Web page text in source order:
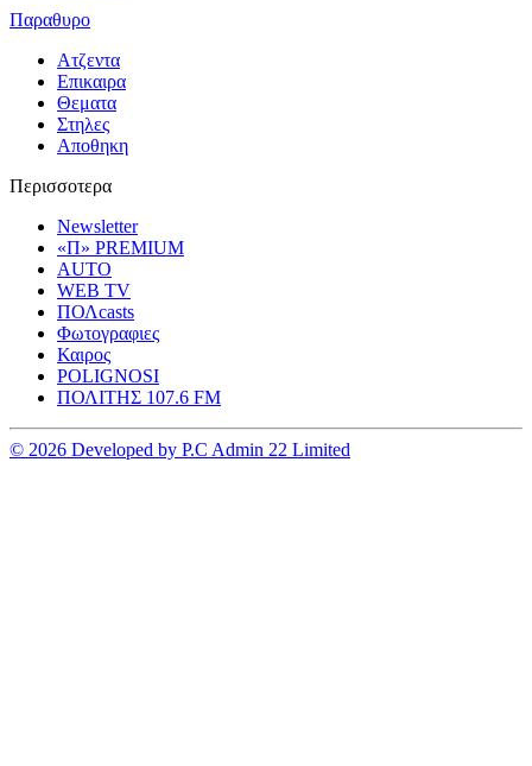
Παραθυρο
Ατζεντα
Επικαιρα
Θεματα
Στηλες
Αποθηκη
Περισσοτερα
Newsletter
«Π» PREMIUM
AUTO
WEB TV
ΠΟΛcasts
Φωτογραφιες
Καιρος
POLIGNOSI
ΠΟΛΙΤΗΣ 107.6 FM
© 2026 Developed by P.C Admin 22 Limited